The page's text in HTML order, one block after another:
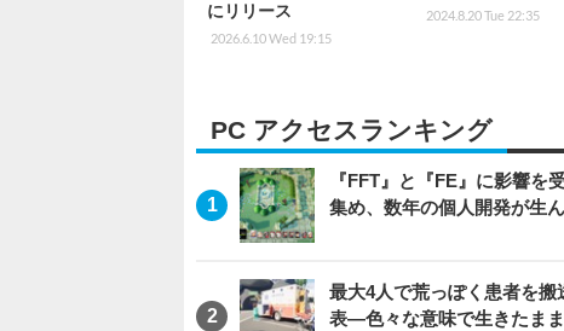
にリリース
2026.6.10 Wed 19:15
2024.8.20 Tue 22:35
PC アクセスランキング
『FFT』と『FE』に影響を
集め、数年の個人開発が生
最大4人で荒っぽく患者を
表―色々な意味で生きたま